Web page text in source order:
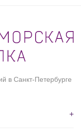
в Санкт-Петербурге
+